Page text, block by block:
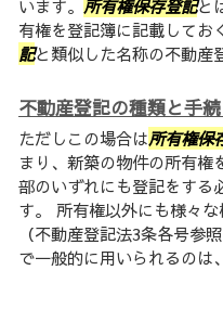
います。 所有権保存登記と
有権を登記簿に記載してお
記と類似した名称の不動産
不動産登記の種類と手
ただしこの場合は所有権保
まり、新築の物件の所有権
部のいずれにも登記をする
す。 所有権以外にも様々
（不動産登記法3条各号参
で一般的に用いられるのは